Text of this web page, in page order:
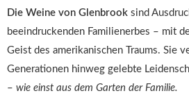
Die Weine von Glenbrook sind
beeindruckenden Familienerbes – mit
Geist des amerikanischen Traums. Sie
Generationen hinweg gelebte
– wie einst aus dem Garten der Familie.